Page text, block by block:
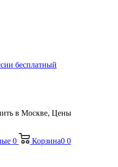
бесплатный
в Москве, Цены
0 Корзина0 0